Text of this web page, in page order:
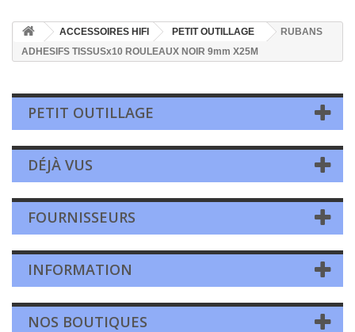
ACCESSOIRES HIFI PETIT OUTILLAGE
RUBANS
ADHESIFS TISSUSx10 ROULEAUX NOIR 9mm X25M
PETIT OUTILLAGE
DÉJÀ VUS
FOURNISSEURS
INFORMATION
NOS BOUTIQUES